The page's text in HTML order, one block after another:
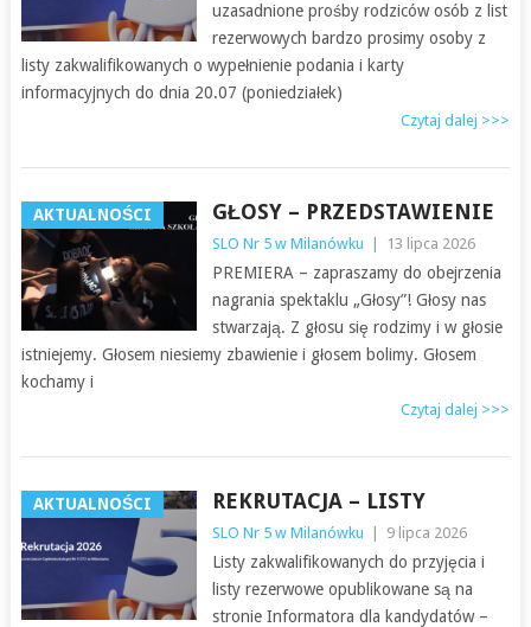
uzasadnione prośby rodziców osób z list
rezerwowych bardzo prosimy osoby z
listy zakwalifikowanych o wypełnienie podania i karty
informacyjnych do dnia 20.07 (poniedziałek)
Czytaj dalej >>>
AKTUALNOŚCI GŁOSY – PRZEDSTAWIENIE
SLO Nr 5 w Milanówku | 13 lipca 2026
PREMIERA – zapraszamy do obejrzenia
nagrania spektaklu „Głosy”! Głosy nas
stwarzają. Z głosu się rodzimy i w głosie
istniejemy. Głosem niesiemy zbawienie i głosem bolimy. Głosem
kochamy i
Czytaj dalej >>>
AKTUALNOŚCI REKRUTACJA – LISTY
SLO Nr 5 w Milanówku | 9 lipca 2026
Listy zakwalifikowanych do przyjęcia i
listy rezerwowe opublikowane są na
stronie Informatora dla kandydatów –